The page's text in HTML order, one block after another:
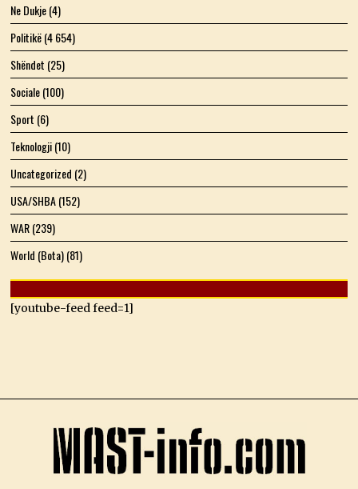
Ne Dukje(4)
Politikë(4 654)
Shëndet (25)
Sociale(100)
Sport (6)
Teknologji(10)
Uncategorized (2)
USA/SHBA(152)
WAR(239)
World (Bota)(81)
[youtube-feed feed=1]